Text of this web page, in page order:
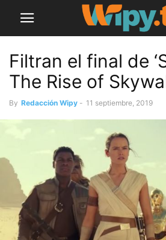
Filtran el final de
The Rise of
By Redacción Wipy - 11 septiembre, 2019